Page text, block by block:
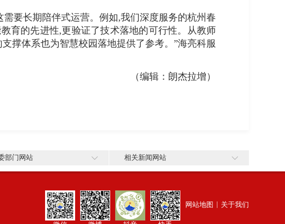
要长期陪伴式运营。例如,我们深度服务的杭州春
育的先进性,更验证了技术落地的可行性。从教师
撑体系也为智慧校园落地提供了参考。”海亮科服
（编辑：朗杰拉增）
部门网站 相关新闻网站
网站地图 关于我们